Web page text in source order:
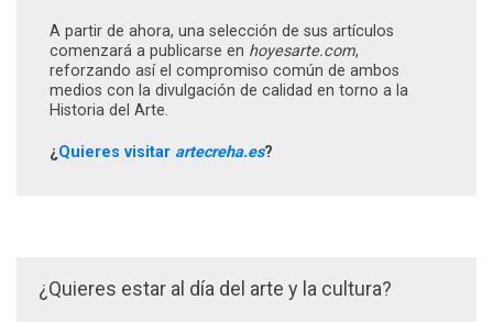
A partir de ahora, una selección de sus artículos
comenzará a publicarse en hoyesarte.com,
reforzando así el compromiso común de ambos
medios con la divulgación de calidad en torno a la
Historia del Arte.
¿ Quieres visitar artecreha.es?
¿Quieres estar al día del arte y la cultura?